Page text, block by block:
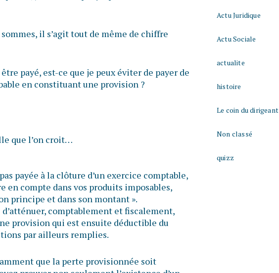
il s’agit tout de même de chiffre
payé, est-ce que je peux éviter de payer de
en constituant une provision ?
que l’on croit…
payée à la clôture d’un exercice comptable,
en compte dans vos produits imposables,
principe et dans son montant ».
comptablement et fiscalement,
provision qui est ensuite déductible du
par ailleurs remplies.
que la perte provisionnée soit
Actu Juridique
Actu Sociale
actualite
histoire
Le coin du dirigeant
Non classé
quizz